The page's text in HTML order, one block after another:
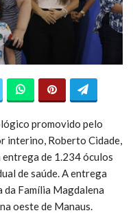
promovido pelo
interino, Roberto Cidade,
de 1.234 óculos
de saúde. A entrega
da Família Magdalena
oeste de Manaus.